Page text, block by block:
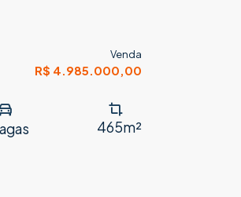
Venda
R$ 4.985.000,00
465m²